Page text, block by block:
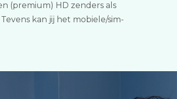
(premium) HD zenders als
kan jij het mobiele/sim-